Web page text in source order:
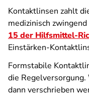
Kontaktlinsen zahlt
medizinisch
15 der Hilfsmittel-
Einstärken-
Formstabile
die
dann verschrieben